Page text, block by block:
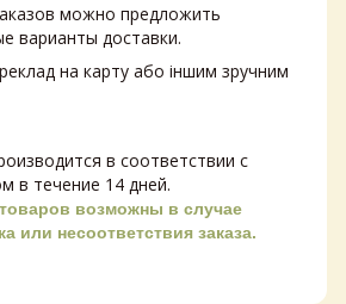
можно предложить
варианты доставки.
на карту або іншим зручним
в соответствии с
в течение 14 дней.
возможны в случае
или несоответствия заказа.